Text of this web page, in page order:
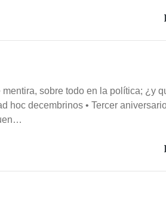
sobre todo en la política; ¿y
hoc decembrinos • Tercer